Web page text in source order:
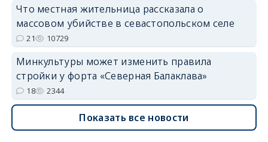
Что местная жительница рассказала о
массовом убийстве в севастопольском селе
21 10729
Минкультуры может изменить правила
стройки у форта «Северная Балаклава»
18 2344
Показать все новости